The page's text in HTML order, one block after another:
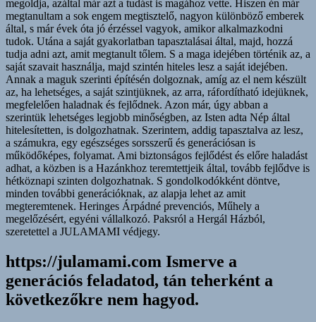
https://julamami.com Ismerve a
generációs feladatod, tán teherként a
következőkre nem hagyod.